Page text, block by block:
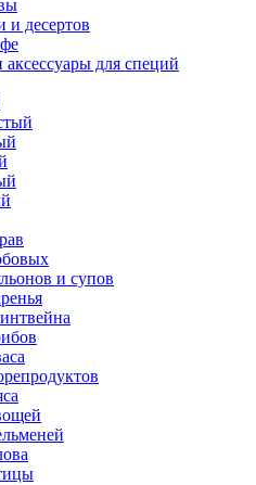
и десертов
для специй
и супов